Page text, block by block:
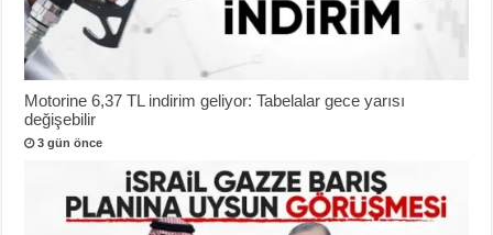
Motorine 6,37 TL indirim geliyor: Tabelalar gece yarısı
değişebilir
3 gün önce